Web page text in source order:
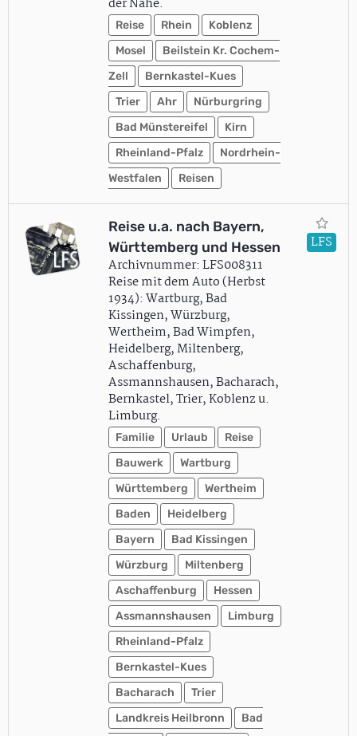
der Nahe.
Reise Rhein
Koblenz
Mosel
Beilstein Kr. Cochem-
Zell
Bernkastel-Kues
Trier
Ahr
Nürburgring
Bad Münstereifel
Kirn
Rheinland-Pfalz
Nordrhein-
Westfalen
Reisen
Reise u.a. nach Bayern,
Württemberg und Hessen
Archivnummer: LFS008311
Reise mit dem Auto (Herbst
1934): Wartburg, Bad
Kissingen, Würzburg,
Wertheim, Bad Wimpfen,
Heidelberg, Miltenberg,
Aschaffenburg,
Assmannshausen, Bacharach,
Bernkastel, Trier, Koblenz u.
Limburg.
Familie Urlaub
Reise
Bauwerk
Wartburg
Württemberg
Wertheim
Baden
Heidelberg
Bayern
Bad Kissingen
Würzburg
Miltenberg
Aschaffenburg
Hessen
Assmannshausen
Limburg
Rheinland-Pfalz
Bernkastel-Kues
Bacharach
Trier
Landkreis Heilbronn
Bad
LFS